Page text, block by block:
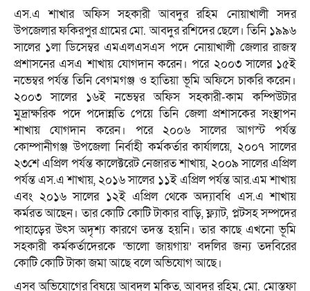
এস.এ শাখার অফিস সহকারী আবদুর রহিম নোয়াখালী সদর
উপজেলার ফকিরপুর গ্রামের মো. আবদুর রশিদের ছেলে। তিনি ১৯৯৬
সালের ১লা ডিসেম্বর এমএলএসএস পদে নোয়াখালী জেলার রাজস্ব
প্রশাসনের এসএ শাখায় যোগদান করেন। পরে ২০০৩ সালের ১৫ই
নভেম্বর পর্যন্ত তিনি বেগমগঞ্জ ও হাতিয়া ভূমি অফিসে চাকরি করেন।
২০০৩ সালের ১৬ই নভেম্বর অফিস সহকারী-কাম কম্পিউটার
মুদ্রাক্ষরিক পদে পদোন্নতি পেয়ে তিনি জেলা প্রশাসকের সংস্থাপন
শাখায় যোগদান করেন। পরে ২০০৬ সালের আগস্ট পর্যন্ত
কোম্পানীগঞ্জ উপজেলা নির্বাহী কর্মকর্তার কার্যালয়ে, ২০০৭ সালের
২৩শে এপ্রিল পর্যন্ত কালেক্টরেট নেজারত শাখায়, ২০০৯ সালের এপ্রিল
পর্যন্ত এস.এ শাখায়, ২০১৬ সালের ১১ই এপ্রিল পর্যন্ত আর.এম শাখায়
এবং ২০১৬ সালের ১২ই এপ্রিল থেকে অদ্যাবধি এস.এ শাখায়
কর্মরত আছেন। তার কোটি কোটি টাকার বাড়ি, ফ্ল্যাট, প্লটসহ সম্পদের
পাহাড়ের উৎস অদৃশ্য কারণে তদন্ত হয়নি। তার কাছে এখনো ভূমি
সহকারী কর্মকর্তাদেরকে ‘ভালো জায়গায়’ বদলির জন্য তদবিরের
কোটি কোটি টাকা জমা আছে বলে অভিযোগ আছে।
এসব অভিযোগের বিষয়ে আবদুল মুকিত, আবদুর রহিম, মো. মোস্তফা